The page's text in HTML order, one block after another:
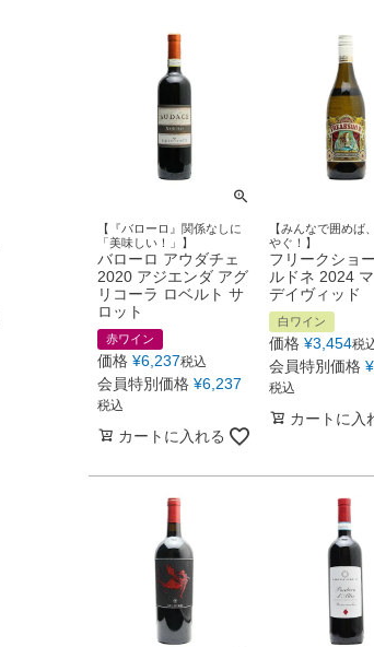
【『バローロ』関係なしに
「美味しい！」】
バローロ アウダチェ
2020 アジエンダ アグ
リコーラ ロベルト サ
ロット
赤ワイン
価格 ¥6,237税込
会員特別価格 ¥6,237
税込
カートに入れる
【みんなで囲めば
やぐ！】
フリークショ
ルドネ 2024
デイヴィッド
白ワイン
価格 ¥3,454税
会員特別価格 ¥
税込
カートに入